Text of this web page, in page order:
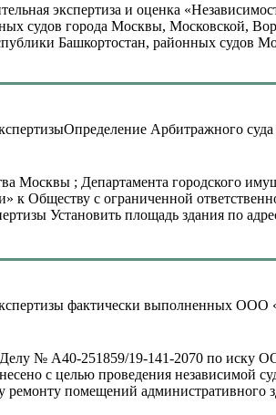
экспертиза и оценка
судов города Москвы, Московской,
Башкортостан, районных судов
Определение Арбитражного
Москвы ; Департамента городского
к Обществу с ограниченной
Установить площадь здания по
Делу № А40-251859/19-141-2070 по
с целью проведения независимой
помещений административного